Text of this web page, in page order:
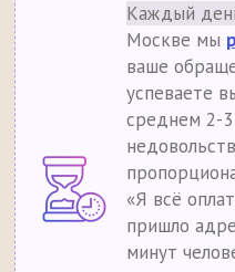
Каждый
Москве мы
ваше
успеваете
среднем 2-
«Я всё
пришло
минут